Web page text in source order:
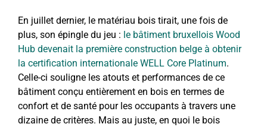
En juillet dernier, le matériau bois tirait, une fois de
plus, son épingle du jeu : le bâtiment bruxellois Wood
Hub devenait la première construction belge à obtenir
la certification internationale WELL Core Platinum.
Celle-ci souligne les atouts et performances de ce
bâtiment conçu entièrement en bois en termes de
confort et de santé pour les occupants à travers une
dizaine de critères. Mais au juste, en quoi le bois